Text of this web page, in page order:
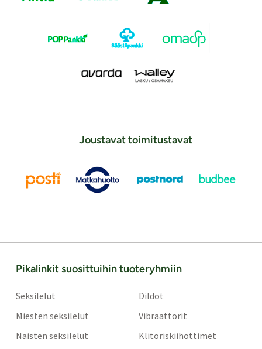
Joustavat toimitustavat
Pikalinkit suosittuihin tuoteryhmiin
Seksilelut
Miesten seksilelut
Naisten seksilelut
Dildot
Vibraattorit
Klitoriskiihottimet